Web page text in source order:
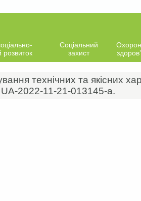
розвиток
Соціальний
захист
технічних та якісних
UA-2022-11-21-013145-а.